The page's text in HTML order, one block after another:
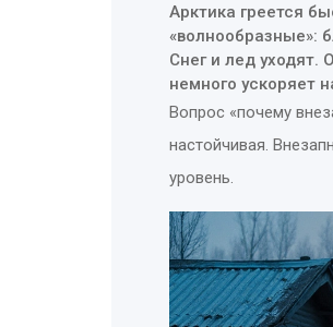
Арктика греется
«волнообразные»:
Снег и лед уходят.
немного ускоряет
Вопрос «почему
настойчивая.
уровень.